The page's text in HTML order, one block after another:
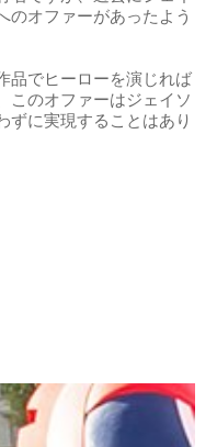
のオファーがあったよう
品でヒーローを演じれば
このオファーはジェイソ
ずに実現することはあり